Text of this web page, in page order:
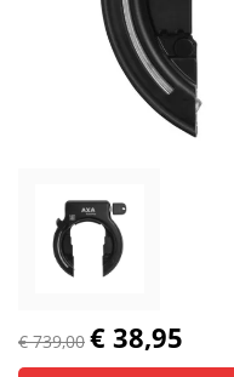
€ 739,00 € 38,95